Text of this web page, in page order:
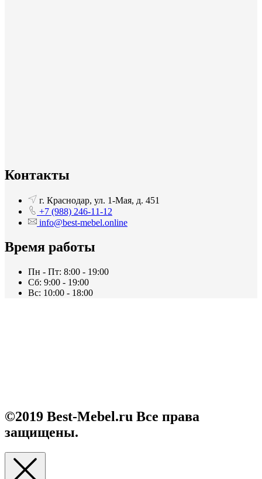
Контакты
г. Краснодар, ул. 1-Мая, д. 451
+7 (988) 246-11-12
info@best-mebel.online
Время работы
Пн - Пт: 8:00 - 19:00
Сб: 9:00 - 19:00
Вс: 10:00 - 18:00
©2019 Best-Mebel.ru Все права
защищены.